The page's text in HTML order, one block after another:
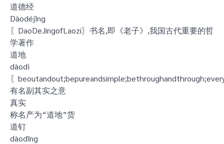
道德经
Dàodéjīng
〖DaoDeJingofLaozi〗书名,即《老子》,我国古代重要的哲
学著作
道地
dàodì
〖
有名副其实之意
真实
称名产为“道地”货
道钉
dàodīng